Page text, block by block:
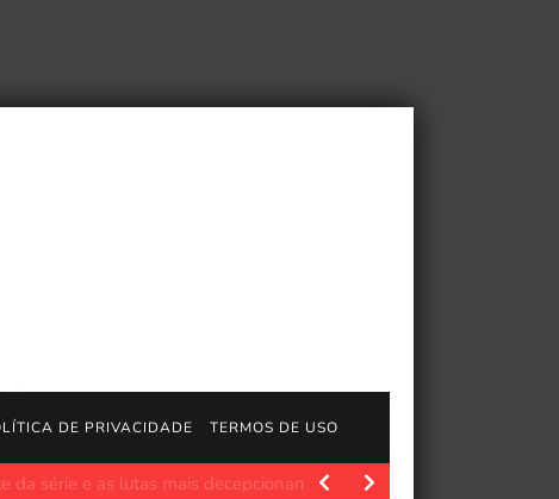
DE PRIVACIDADE TERMOS DE USO
Polygon.com. Publicado 7 de julho de 2026, 13h35 EDT…